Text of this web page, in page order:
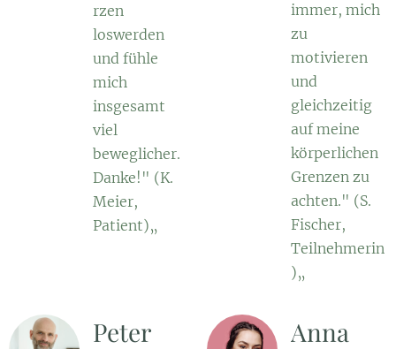
rzen
loswerden
und fühle
mich
insgesamt
viel
beweglicher.
Danke!" (K.
Meier,
Patient)„
immer, mich
zu
motivieren
und
gleichzeitig
auf meine
körperlichen
Grenzen zu
achten." (S.
Fischer,
Teilnehmerin
)„
Peter
Anna